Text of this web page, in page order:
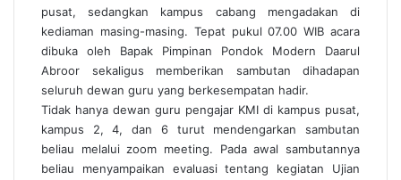
pusat, sedangkan kampus cabang mengadakan di
kediaman masing-masing. Tepat pukul 07.00 WIB acara
dibuka oleh Bapak Pimpinan Pondok Modern Daarul
Abroor sekaligus memberikan sambutan dihadapan
seluruh dewan guru yang berkesempatan hadir.
Tidak hanya dewan guru pengajar KMI di kampus pusat,
kampus 2, 4, dan 6 turut mendengarkan sambutan
beliau melalui zoom meeting. Pada awal sambutannya
beliau menyampaikan evaluasi tentang kegiatan Ujian